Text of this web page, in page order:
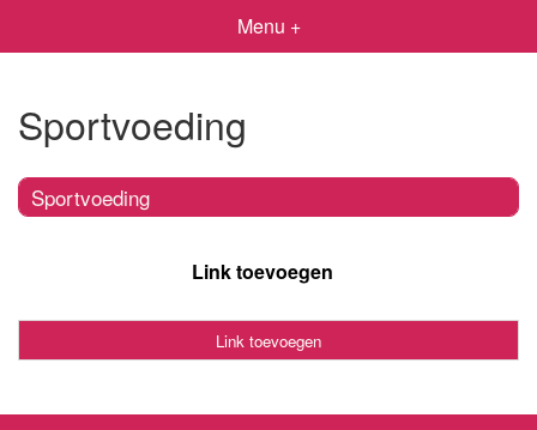
Menu +
Sportvoeding
Sportvoeding
Link toevoegen
Link toevoegen